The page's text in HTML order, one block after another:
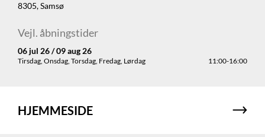
8305, Samsø
Vejl. åbningstider
06 jul 26 / 09 aug 26
Tirsdag, Onsdag, Torsdag, Fredag, Lørdag 11:00-16:00
HJEMMESIDE